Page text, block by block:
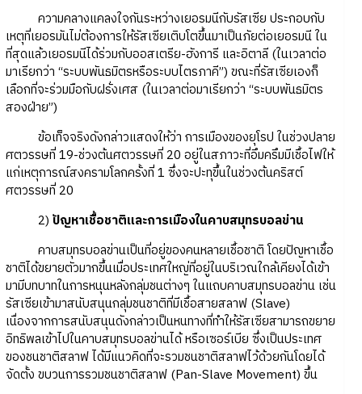
ความคลางแคลงใจกันระหว่างเยอรมนีกับรัสเซีย ประกอบกับ
เหตุที่เยอรมันไม่ต้องการให้รัสเซียเติบโตขึ้นมาเป็นภัยต่อเยอรมนี ใน
ที่สุดแล้วเยอรมนีได้ร่วมกับออสเตรีย-ฮังการี และอิตาลี (ในเวลาต่อ
มาเรียกว่า “ระบบพันธมิตรหรือระบบไตรภาคี”) ขณะที่รัสเซียเองก็
เลือกที่จะร่วมมือกับฝรั่งเศส (ในเวลาต่อมาเรียกว่า “ระบบพันธมิตร
สองฝ่าย”)
ข้อเท็จจริงดังกล่าวแสดงให้ว่า การเมืองของยุโรป ในช่วงปลาย
ศตวรรษที่ 19-ช่วงต้นศตวรรษที่ 20 อยู่ในสภาวะที่อึมครึมมีเชื้อไฟให้
แก่เหตุการณ์สงครามโลกครั้งที่ 1 ซึ่งจะปะทุขึ้นในช่วงต้นคริสต์
ศตวรรษที่ 20
2) ปัญหาเชื้อชาติและการเมืองในคาบสมุทรบอลข่าน
คาบสมุทรบอลข่านเป็นที่อยู่ของคนหลายเชื้อชาติ โดยปัญหาเชื้อ
ชาติได้ขยายตัวมากขึ้นเมื่อประเทศใหญ่ที่อยู่ในบริเวณใกล้เคียงได้เข้า
มามีบทบาทในการหนุนหลังกลุ่มชนต่างๆ ในแถบคาบสมุทรบอลข่าน เช่น
รัสเซียเข้ามาสนับสนุนกลุ่มชนชาติที่มีเชื้อสายสลาฟ (Slave)
เนื่องจากการสนับสนุนดังกล่าวเป็นหนทางที่ทำให้รัสเซียสามารถขยาย
อิทธิพลเข้าไปในคาบสมุทรบอลข่านได้ หรือเซอร์เบีย ซึ่งเป็นประเทศ
ของชนชาติสลาฟ ได้มีแนวคิดที่จะรวมชนชาติสลาฟไว้ด้วยกันโดยได้
จัดตั้ง ขบวนการรวมชนชาติสลาฟ (Pan-Slave Movement) ขึ้น